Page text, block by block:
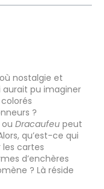
nostalgie et
pu imaginer
?
ou Dracaufeu peut
qu’est-ce qui
cartes
d’enchères
? Là réside